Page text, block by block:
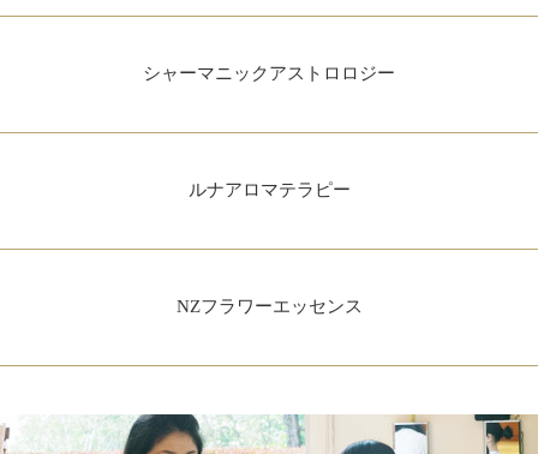
シャーマニックアストロロジー
ルナアロマテラピー
NZフラワーエッセンス